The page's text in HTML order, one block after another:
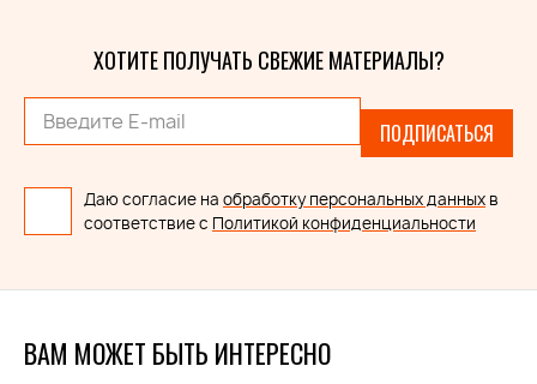
ХОТИТЕ ПОЛУЧАТЬ СВЕЖИЕ МАТЕРИАЛЫ?
ПОДПИСАТЬСЯ
Даю согласие на обработку персональных данных в
соответствие с Политикой конфиденциальности
ВАМ МОЖЕТ БЫТЬ ИНТЕРЕСНО